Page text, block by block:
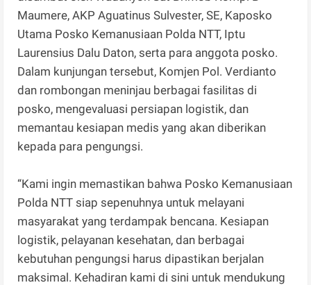
Maumere, AKP Aguatinus Sulvester, SE, Kaposko
Utama Posko Kemanusiaan Polda NTT, Iptu
Laurensius Dalu Daton, serta para anggota posko.
Dalam kunjungan tersebut, Komjen Pol. Verdianto
dan rombongan meninjau berbagai fasilitas di
posko, mengevaluasi persiapan logistik, dan
memantau kesiapan medis yang akan diberikan
kepada para pengungsi.
“Kami ingin memastikan bahwa Posko Kemanusiaan
Polda NTT siap sepenuhnya untuk melayani
masyarakat yang terdampak bencana. Kesiapan
logistik, pelayanan kesehatan, dan berbagai
kebutuhan pengungsi harus dipastikan berjalan
maksimal. Kehadiran kami di sini untuk mendukung